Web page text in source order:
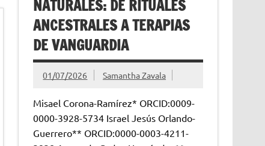
NATURALES: DE RITUALES
ANCESTRALES A TERAPIAS
DE VANGUARDIA
01/07/2026 Samantha Zavala
Misael Corona-Ramírez* ORCID:0009-
0000-3928-5734 Israel Jesús Orlando-
Guerrero** ORCID:0000-0003-4211-